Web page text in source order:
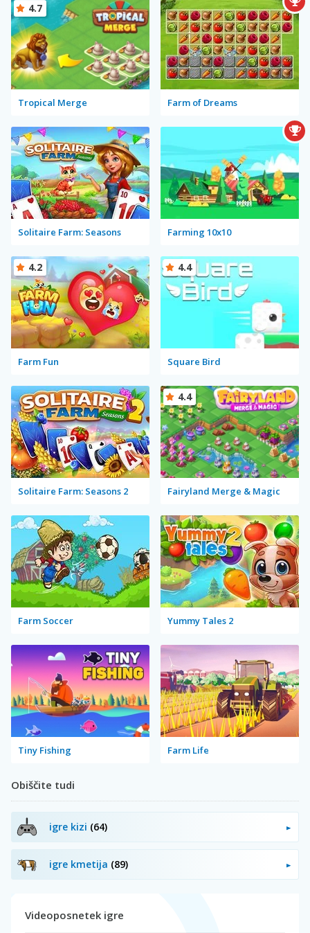
Tropical Merge
4.7
Farm of Dreams
Solitaire Farm: Seasons Farming 10x10
Farm Fun
4.2
Square Bird
4.4
Solitaire Farm: Seasons 2 Fairyland Merge & Magic
4.4
Farm Soccer Yummy Tales 2
Tiny Fishing Farm Life
Obiščite tudi
igre kizi (64)
igre kmetija (89)
Videoposnetek igre